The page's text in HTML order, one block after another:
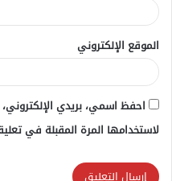
الموقع الإلكتروني
احفظ اسمي، بريدي
لاستخدامها المرة المقبلة في